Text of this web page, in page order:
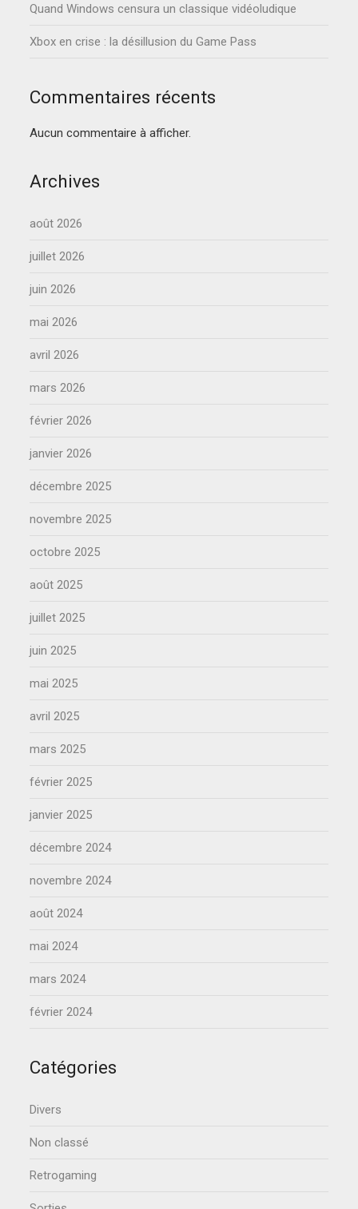
Quand Windows censura un classique vidéoludique
Xbox en crise : la désillusion du Game Pass
Commentaires récents
Aucun commentaire à afficher.
Archives
août 2026
juillet 2026
juin 2026
mai 2026
avril 2026
mars 2026
février 2026
janvier 2026
décembre 2025
novembre 2025
octobre 2025
août 2025
juillet 2025
juin 2025
mai 2025
avril 2025
mars 2025
février 2025
janvier 2025
décembre 2024
novembre 2024
août 2024
mai 2024
mars 2024
février 2024
Catégories
Divers
Non classé
Retrogaming